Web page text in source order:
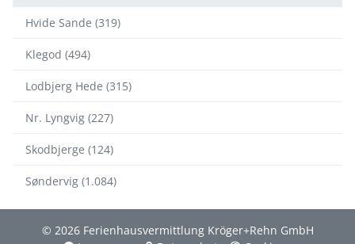
Hvide Sande (319)
Klegod (494)
Lodbjerg Hede (315)
Nr. Lyngvig (227)
Skodbjerge (124)
Søndervig (1.084)
© 2026 Ferienhausvermittlung Kröger+Rehn GmbH